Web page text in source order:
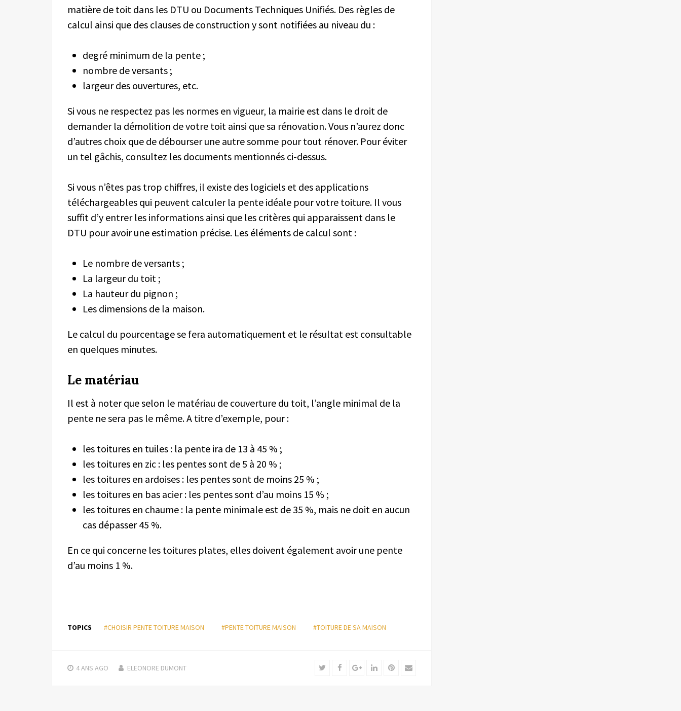
matière de toit dans les DTU ou Documents Techniques Unifiés. Des règles de
calcul ainsi que des clauses de construction y sont notifiées au niveau du :
degré minimum de la pente ;
nombre de versants ;
largeur des ouvertures, etc.
Si vous ne respectez pas les normes en vigueur, la mairie est dans le droit de
demander la démolition de votre toit ainsi que sa rénovation. Vous n’aurez donc
d’autres choix que de débourser une autre somme pour tout rénover. Pour éviter
un tel gâchis, consultez les documents mentionnés ci-dessus.
Si vous n’êtes pas trop chiffres, il existe des logiciels et des applications
téléchargeables qui peuvent calculer la pente idéale pour votre toiture. Il vous
suffit d’y entrer les informations ainsi que les critères qui apparaissent dans le
DTU pour avoir une estimation précise. Les éléments de calcul sont :
Le nombre de versants ;
La largeur du toit ;
La hauteur du pignon ;
Les dimensions de la maison.
Le calcul du pourcentage se fera automatiquement et le résultat est consultable
en quelques minutes.
Le matériau
Il est à noter que selon le matériau de couverture du toit, l’angle minimal de la
pente ne sera pas le même. A titre d’exemple, pour :
les toitures en tuiles : la pente ira de 13 à 45 % ;
les toitures en zic : les pentes sont de 5 à 20 % ;
les toitures en ardoises : les pentes sont de moins 25 % ;
les toitures en bas acier : les pentes sont d’au moins 15 % ;
les toitures en chaume : la pente minimale est de 35 %, mais ne doit en aucun
cas dépasser 45 %.
En ce qui concerne les toitures plates, elles doivent également avoir une pente
d’au moins 1 %.
TOPICS #CHOISIR PENTE TOITURE MAISON #PENTE TOITURE MAISON #TOITURE DE SA MAISON
4 ANS AGO ELEONORE DUMONT TwitterFacebookGoogle+LinkedInPinterest
Email